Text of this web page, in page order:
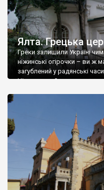
Ялта. Грецька
Греки залишили Україні
ніжинські огірочки – ви ж
загублений у радянські
Ніжин греки?